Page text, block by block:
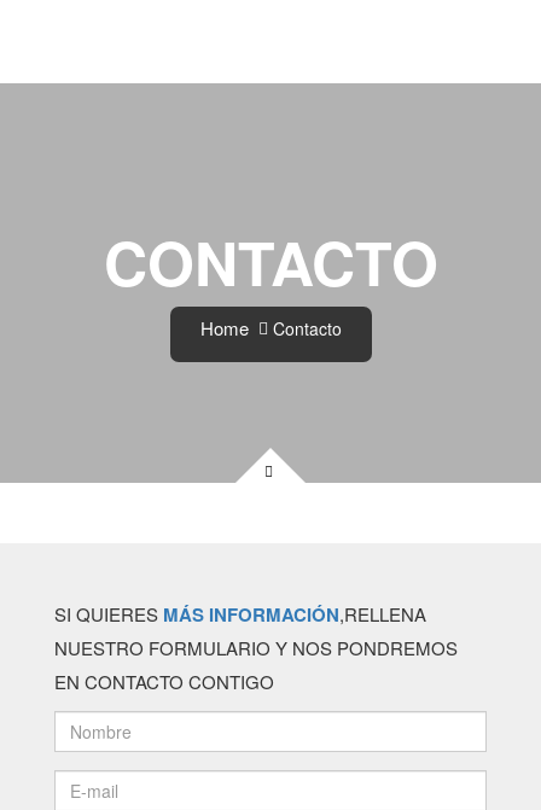
CONTACTO
Home Contacto
SI QUIERES MÁS INFORMACIÓN,RELLENA
NUESTRO FORMULARIO Y NOS PONDREMOS
EN CONTACTO CONTIGO